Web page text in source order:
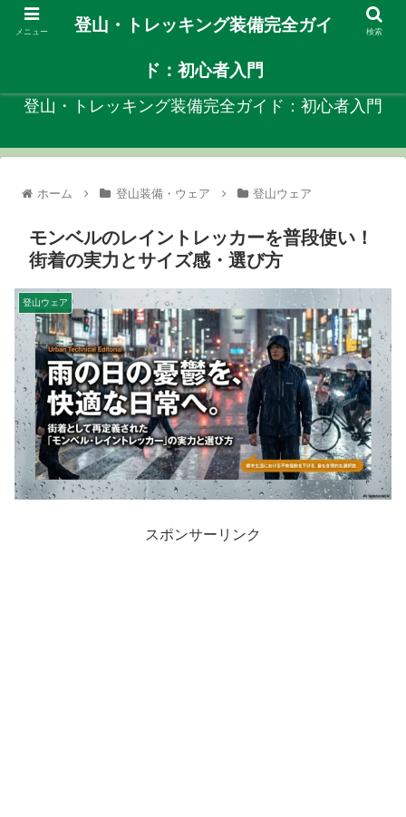
登山・トレッキング装備完全ガイド：初心者入門
ホーム 登山装備・ウェア 登山ウェア
モンベルのレイントレッカーを普段使い！
街着の実力とサイズ感・選び方
登山ウェア
スポンサーリンク
メニュー 登山・トレッキング装備完全ガイ
ド：初心者入門
検索